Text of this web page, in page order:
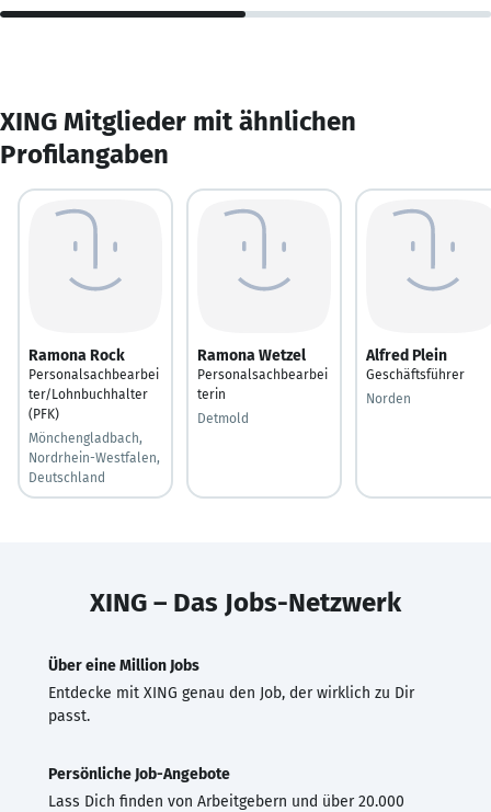
XING Mitglieder mit ähnlichen
Profilangaben
Ramona Rock
Personalsachbearbei
ter/Lohnbuchhalter
(PFK)
Mönchengladbach,
Nordrhein-Westfalen,
Deutschland
Ramona Wetzel
Personalsachbearbei
terin
Detmold
Alfred Plein
Geschäftsführer
Norden
XING – Das Jobs-Netzwerk
Über eine Million Jobs
Entdecke mit XING genau den Job, der wirklich zu Dir
passt.
Persönliche Job-Angebote
Lass Dich finden von Arbeitgebern und über 20.000